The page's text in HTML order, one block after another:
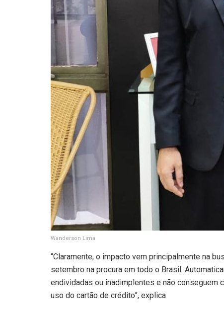
Wanderson Lima
“Claramente, o impacto vem principalmente na
setembro na procura em todo o Brasil.
endividadas ou inadimplentes e não conseguem
uso do cartão de crédito”, explica